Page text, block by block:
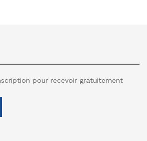
pour recevoir gratuitement